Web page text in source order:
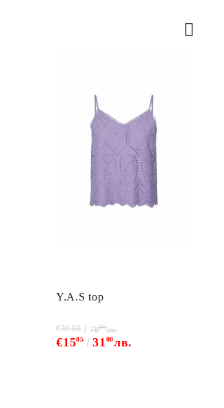
Y.A.S top
€1585 31 00лв.
€39.88 7800лв.